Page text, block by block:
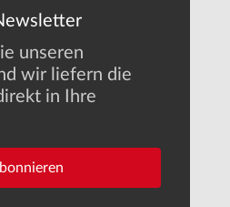
unseren
wir liefern die
in Ihre